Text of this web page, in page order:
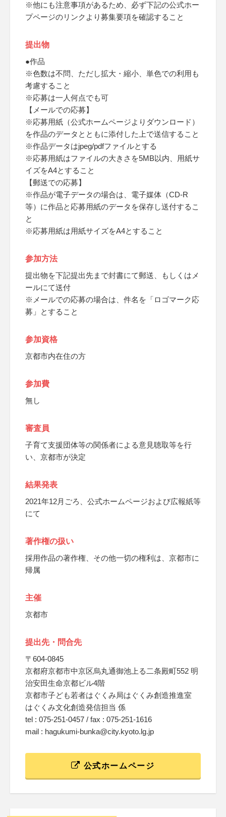
※他にも注意事項があるため、必ず下記の公式ホー
プページのリンクより募集要項を確認すること
提出物
●作品
※色数は不問、ただし拡大・縮小、単色での利用も
考慮すること
※応募は一人何点でも可
【メールでの応募】
※応募用紙（公式ホームページよりダウンロード）
を作品のデータとともに添付した上で送信すること
※作品データはjpeg/pdfファイルとする
※応募用紙はファイルの大きさを5MB以内、用紙サ
イズをA4とすること
【郵送での応募】
※作品が電子データの場合は、電子媒体（CD-R
等）に作品と応募用紙のデータを保存し送付するこ
と
※応募用紙は用紙サイズをA4とすること
参加方法
提出物を下記提出先まで封書にて郵送、もしくはメ
ールにて送付
※メールでの応募の場合は、件名を「ロゴマーク応
募」とすること
参加資格
京都市内在住の方
参加費
無し
審査員
子育て支援団体等の関係者による意見聴取等を行
い、京都市が決定
結果発表
2021年12月ごろ、公式ホームページおよび広報紙等
にて
著作権の扱い
採用作品の著作権、その他一切の権利は、京都市に
帰属
主催
京都市
提出先・問合先
〒604-0845
京都府京都市中京区烏丸通御池上る二条殿町552 明
治安田生命京都ビル4階
京都市子ども若者はぐくみ局はぐくみ創造推進室
はぐくみ文化創造発信担当 係
tel : 075-251-0457 / fax : 075-251-1616
mail : hagukumi-bunka@city.kyoto.lg.jp
公式ホームページ